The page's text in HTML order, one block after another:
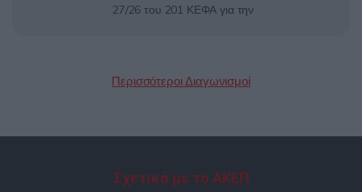
27/26 του 201 ΚΕΦΑ για την
Περισσότεροι Διαγωνισμοί
Σχετικά με το ΑΚΕΠ